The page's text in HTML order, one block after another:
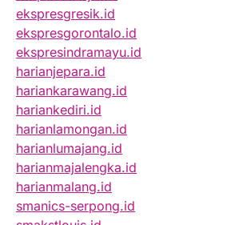
ekspresgresik.id
ekspresgorontalo.id
ekspresindramayu.id
harianjepara.id
hariankarawang.id
hariankediri.id
harianlamongan.id
harianlumajang.id
harianmajalengka.id
harianmalang.id
smanics-serpong.id